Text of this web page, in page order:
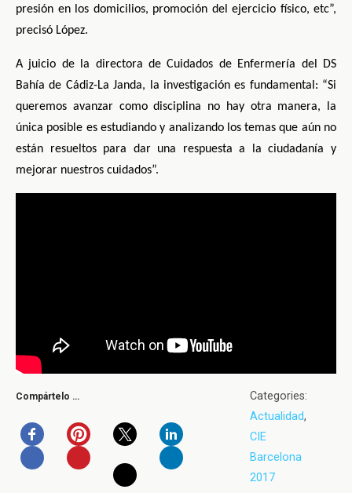
presión en los domicilios, promoción del ejercicio físico, etc”,
precisó López.
A juicio de la directora de Cuidados de Enfermería del DS
Bahía de Cádiz-La Janda, la investigación es fundamental: “Si
queremos avanzar como disciplina no hay otra manera, la
única posible es estudiando y analizando los temas que aún no
están resueltos para dar una respuesta a la ciudadanía y
mejorar nuestros cuidados”.
Compártelo …
Categories:
Actualidad,
CIE
Barcelona
2017